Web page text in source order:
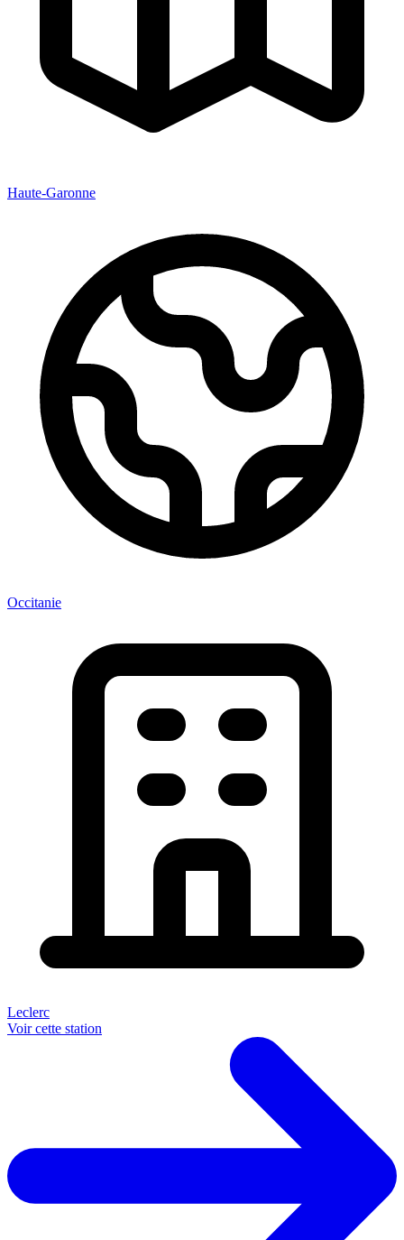
Haute-Garonne
Occitanie
Leclerc
Voir cette station